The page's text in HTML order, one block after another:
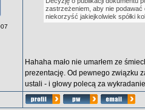
zastrzeżeniem, aby nie
niekorzyść jakiejkolwiek spółki
Hahaha mało nie umarłem ze
prezentację. Od pewnego związku
ustali - i głowy polecą za